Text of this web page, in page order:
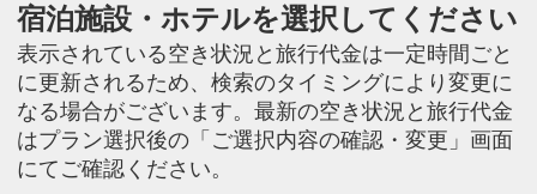
宿泊施設・ホテルを選択してください
表示されている空き状況と旅行代金は一定時間ごと
に更新されるため、検索のタイミングにより変更に
なる場合がございます。最新の空き状況と旅行代金
はプラン選択後の「ご選択内容の確認・変更」画面
にてご確認ください。